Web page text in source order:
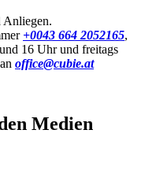
Anliegen.
+0043 664 2052165,
16 Uhr und freitags
office@cubie.at
Medien